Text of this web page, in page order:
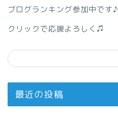
ブログランキング参加中です♪
クリックで応援よろしく♫
最近の投稿